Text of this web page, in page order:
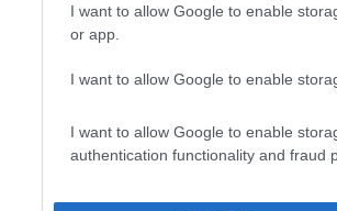
I want to allow Google to enable
or app.
I want to allow Google to enable
I want to allow Google to enable
authentication functionality and fraud